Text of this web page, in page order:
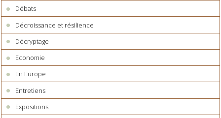
Débats
Décroissance et résilience
Décryptage
Economie
En Europe
Entretiens
Expositions